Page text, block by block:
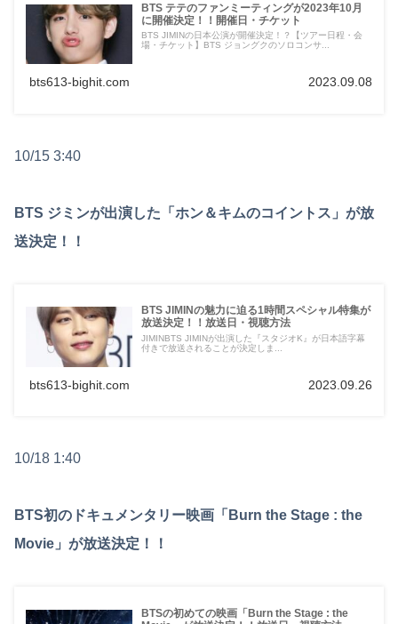
BTS テテのファンミーティングが2023年10月
に開催決定！！開催日・チケット
BTS JIMINの日本公演が開催決定！？【ツアー日程・会
場・チケット】BTS ジョングクのソロコンサ...
bts613-bighit.com 2023.09.08
10/15 3:40
BTS ジミンが出演した「ホン＆キムのコイントス」が放
送決定！！
BTS JIMINの魅力に迫る1時間スペシャル特集が
放送決定！！放送日・視聴方法
JIMINBTS JIMINが出演した『スタジオK』が日本語字幕
付きで放送されることが決定しま...
bts613-bighit.com 2023.09.26
10/18 1:40
BTS初のドキュメンタリー映画「Burn the Stage : the
Movie」が放送決定！！
BTSの初めての映画「Burn the Stage : the